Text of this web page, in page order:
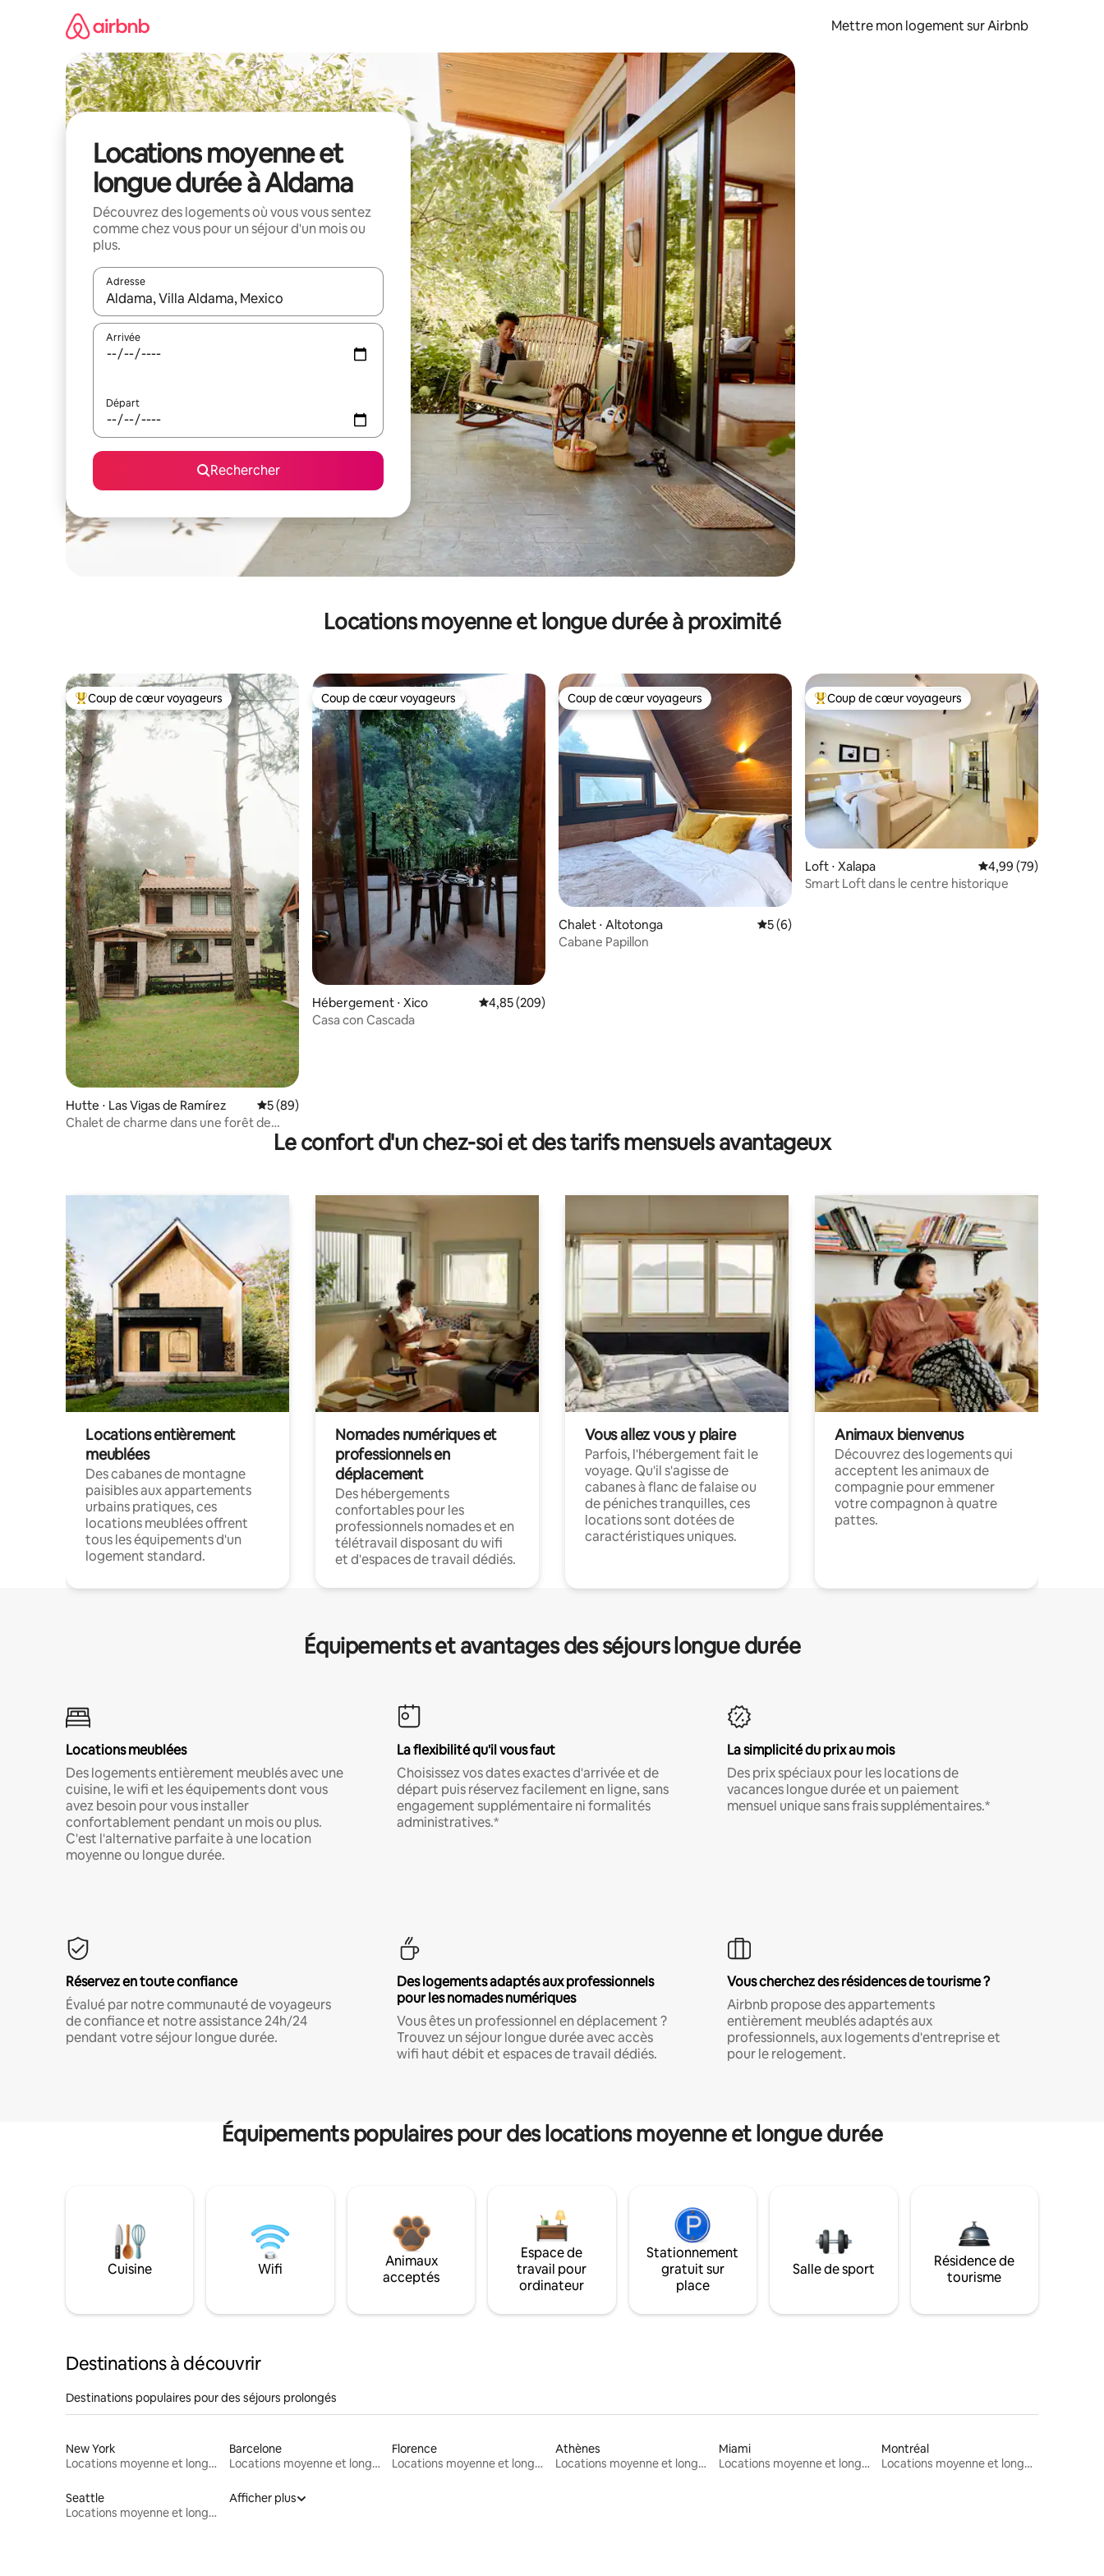
Mettre mon logement sur Airbnb
Locations moyenne et
longue durée à Aldama
Découvrez des logements où vous vous sentez
comme chez vous pour un séjour d'un mois ou
plus.
Adresse
Lorsque les résultats s'affichent, utilisez les flèches vers le haut et vers le bas pour les parcourir ou en appuyant et en faisant glisser.
Arrivée
Départ
Rechercher
Locations moyenne et longue durée à proximité
Coups de cœur voyageurs les plus appréciés
Coup de cœur voyageurs
Hutte ⋅ Las Vigas de Ramírez Évaluation moyenne sur la base de 89 commentaires : 5 sur 5
5 (89)
Chalet de charme dans une forêt de
Coup de cœur voyageurs
Coup de cœur voyageurs
Hébergement ⋅ Xico Évaluation moyenne sur la base de 209 commentaires : 4,85 sur 5
4,85 (209)
Casa con Cascada
Coup de cœur voyageurs
Coup de cœur voyageurs
Chalet ⋅ Altotonga Évaluation moyenne sur la base de 6 commentaires : 5 sur 5
5 (6)
Cabane Papillon
Coups de cœur voyageurs les plus appréciés
Coup de cœur voyageurs
Loft ⋅ Xalapa Évaluation moyenne
4,99 (79)
Smart Loft dans le centre historique
Le confort d'un chez-soi et des tarifs mensuels avantageux
Locations entièrement
meublées
Des cabanes de montagne
paisibles aux appartements
urbains pratiques, ces
locations meublées offrent
tous les équipements d'un
logement standard.
Nomades numériques et
professionnels en
déplacement
Des hébergements
confortables pour les
professionnels nomades et en
télétravail disposant du wifi
et d'espaces de travail dédiés.
Vous allez vous y plaire
Parfois, l'hébergement fait le
voyage. Qu'il s'agisse de
cabanes à flanc de falaise ou
de péniches tranquilles, ces
locations sont dotées de
caractéristiques uniques.
Animaux bienvenus
Découvrez des logements qui
acceptent les animaux de
compagnie pour emmener
votre compagnon à quatre
pattes.
Équipements et avantages des séjours longue durée
Locations meublées
Des logements entièrement meublés avec une
cuisine, le wifi et les équipements dont vous
avez besoin pour vous installer
confortablement pendant un mois ou plus.
C'est l'alternative parfaite à une location
moyenne ou longue durée.
La flexibilité qu'il vous faut
Choisissez vos dates exactes d'arrivée et de
départ puis réservez facilement en ligne, sans
engagement supplémentaire ni formalités
administratives.*
La simplicité du prix au mois
Des prix spéciaux pour les locations de
vacances longue durée et un paiement
mensuel unique sans frais supplémentaires.*
Réservez en toute confiance
Évalué par notre communauté de voyageurs
de confiance et notre assistance 24h/24
pendant votre séjour longue durée.
Des logements adaptés aux professionnels
pour les nomades numériques
Vous êtes un professionnel en déplacement ?
Trouvez un séjour longue durée avec accès
wifi haut débit et espaces de travail dédiés.
Vous cherchez des résidences de tourisme ?
Airbnb propose des appartements
entièrement meublés adaptés aux
professionnels, aux logements d'entreprise et
pour le relogement.
Équipements populaires pour des locations moyenne et longue durée
Cuisine Wifi
Animaux
acceptés
Espace de
travail pour
ordinateur
Stationnement
gratuit sur
place
Salle de sport
Résidence de
tourisme
Destinations à découvrir
Destinations populaires pour des séjours prolongés
New York
Locations moyenne et longue durée
Barcelone
Locations moyenne et longue durée
Florence
Locations moyenne et longue durée
Athènes
Locations moyenne et longue durée
Miami
Locations moyenne et longue durée
Montréal
Locations moyenne et longue durée
Seattle
Locations moyenne et longue durée
Afficher plus